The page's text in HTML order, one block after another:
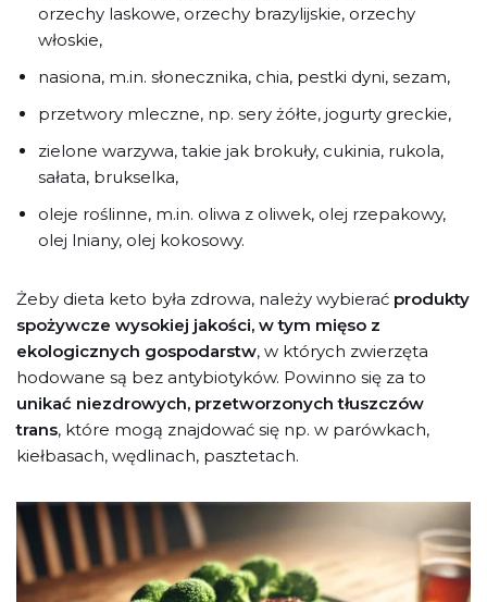
orzechy laskowe, orzechy brazylijskie, orzechy
włoskie,
nasiona, m.in. słonecznika, chia, pestki dyni, sezam,
przetwory mleczne, np. sery żółte, jogurty greckie,
zielone warzywa, takie jak brokuły, cukinia, rukola,
sałata, brukselka,
oleje roślinne, m.in. oliwa z oliwek, olej rzepakowy,
olej lniany, olej kokosowy.
Żeby dieta keto była zdrowa, należy wybierać produkty
spożywcze wysokiej jakości, w tym mięso z
ekologicznych gospodarstw, w których zwierzęta
hodowane są bez antybiotyków. Powinno się za to
unikać niezdrowych, przetworzonych tłuszczów
trans, które mogą znajdować się np. w parówkach,
kiełbasach, wędlinach, pasztetach.